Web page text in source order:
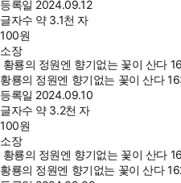
등록일 2024.09.12
글자수 약 3.1천 자
100원
소장
황룡의 정원엔 향기없는 꽃이 산다
황룡의 정원엔 향기없는 꽃이 산다
등록일 2024.09.10
글자수 약 3.2천 자
100원
소장
황룡의 정원엔 향기없는 꽃이 산다
황룡의 정원엔 향기없는 꽃이 산다